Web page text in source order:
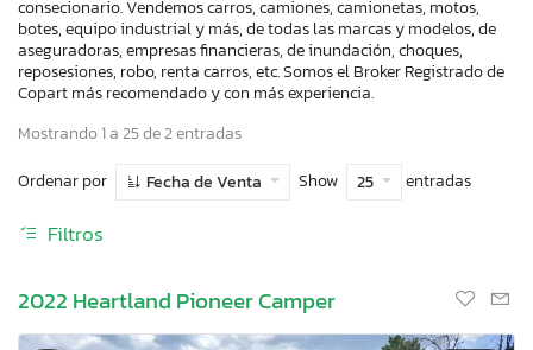
consecionario. Vendemos carros, camiones, camionetas, motos,
botes, equipo industrial y más, de todas las marcas y modelos, de
aseguradoras, empresas financieras, de inundación, choques,
reposesiones, robo, renta carros, etc. Somos el Broker Registrado de
Copart más recomendado y con más experiencia.
Mostrando 1 a 25 de 2 entradas
Ordenar por
Fecha de Venta Show 25 entradas
Filtros
2022 Heartland Pioneer Camper